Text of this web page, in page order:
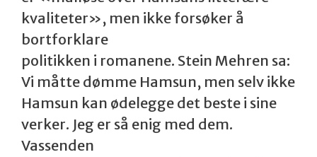
kvaliteter», men ikke forsøker å
bortforklare
politikken i romanene. Stein Mehren sa:
Vi måtte dømme Hamsun, men selv ikke
Hamsun kan ødelegge det beste i sine
verker. Jeg er så enig med dem.
Vassenden